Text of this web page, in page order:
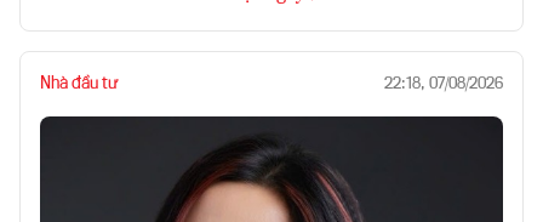
Nhà đầu tư 22:18, 07/08/2026